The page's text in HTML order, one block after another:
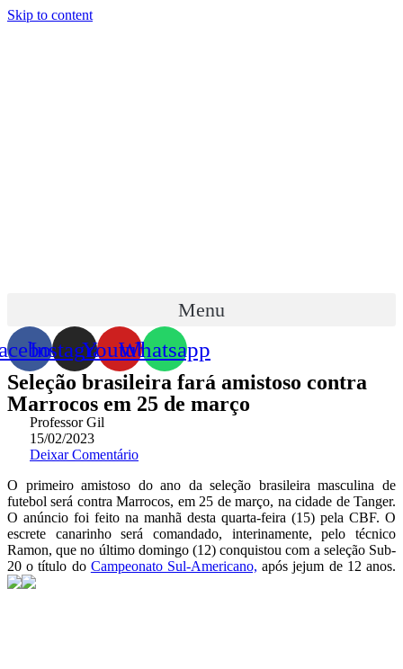
Skip to content
Menu
InstagramYoutubeWhatsapp
Seleção brasileira fará amistoso contra
Marrocos em 25 de março
Professor Gil
15/02/2023
Deixar Comentário
O primeiro amistoso do ano da seleção brasileira masculina de
futebol será contra Marrocos, em 25 de março, na cidade de Tanger.
O anúncio foi feito na manhã desta quarta-feira (15) pela CBF. O
escrete canarinho será comandado, interinamente, pelo técnico
Ramon, que no último domingo (12) conquistou com a seleção Sub-
20 o título do Campeonato Sul-Americano, após jejum de 12 anos.